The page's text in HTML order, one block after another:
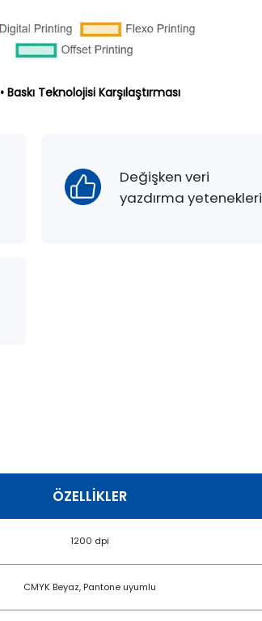
• Baskı Teknolojisi Karşılaştırması
Değişken veri
yazdırma yetenekleri
ÖZELLIKLER
1200 dpi
CMYK Beyaz, Pantone uyumlu